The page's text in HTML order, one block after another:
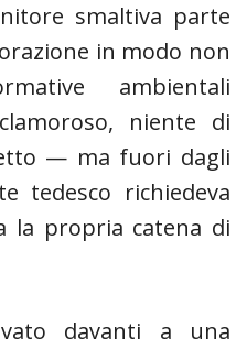
smaltiva parte
in modo non
ambientali
niente di
— ma fuori dagli
tedesco richiedeva
la propria catena di
davanti a una